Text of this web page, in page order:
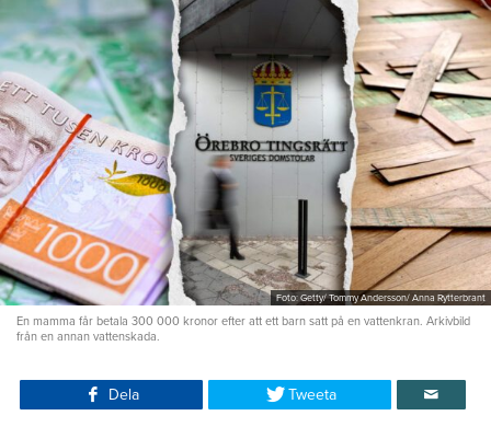
Foto: Getty/ Tommy Andersson/ Anna Rytterbrant
En mamma får betala 300 000 kronor efter att ett barn satt på en vattenkran. Arkivbild
från en annan vattenskada.
Dela Tweeta